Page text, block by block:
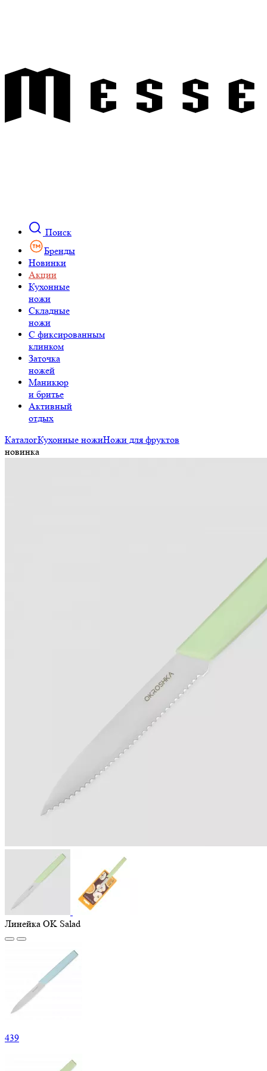
Поиск
Бренды
Новинки
Акции
Кухонные
ножи
Складные
ножи
C фиксированным
клинком
Заточка
ножей
Маникюр
и бритье
Активный
отдых
КаталогКухонные ножиНожи для фруктов
новинка
Линейка OK Salad
439